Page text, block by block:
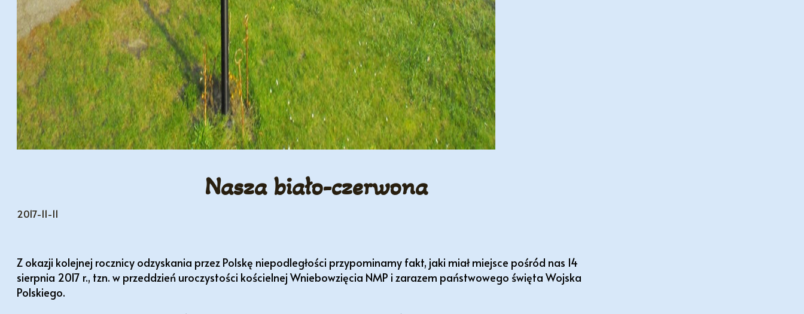
Nasza biało-czerwona
2017-11-11
Z okazji kolejnej rocznicy odzyskania przez Polskę niepodległości przypominamy fakt, jaki miał miejsce pośród nas 14
sierpnia 2017 r., tzn. w przeddzień uroczystości kościelnej Wniebowzięcia NMP i zarazem państwowego święta Wojska
Polskiego.